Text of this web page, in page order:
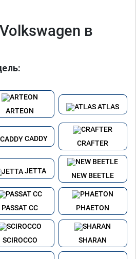
в
ARTEON
ATLAS
CADDY
CRAFTER
JETTA
NEW BEETLE
PASSAT CC PHAETON
SCIROCCO SHARAN